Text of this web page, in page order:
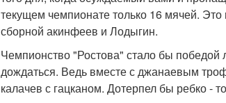
текущем чемпионате только 16 мячей.
сборной акинфеев и Лодыгин.
Чемпионство "Ростова" стало бы победой
дождаться. Ведь вместе с джанаевым
калачев с гацканом. Дотерпел бы ребко -